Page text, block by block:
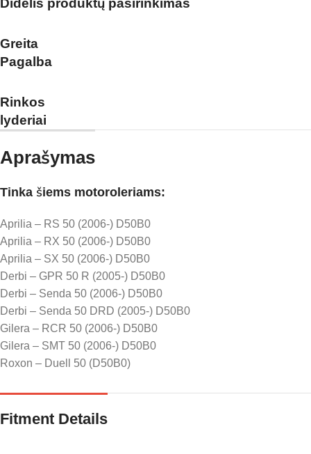
Didelis produktų pasirinkimas
Greita
Pagalba
Rinkos
lyderiai
Aprašymas
Tinka šiems motoroleriams:
Aprilia – RS 50 (2006-) D50B0
Aprilia – RX 50 (2006-) D50B0
Aprilia – SX 50 (2006-) D50B0
Derbi – GPR 50 R (2005-) D50B0
Derbi – Senda 50 (2006-) D50B0
Derbi – Senda 50 DRD (2005-) D50B0
Gilera – RCR 50 (2006-) D50B0
Gilera – SMT 50 (2006-) D50B0
Roxon – Duell 50 (D50B0)
Fitment Details